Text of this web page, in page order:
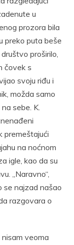
u
prozora bila
preko puta beše
proširilo,
čovek s
svoju riđu i
možda samo
sebe. K.
premeštajući
na noćnom
igle, kao da su
„Naravno“,
se najzad našao
razgovara o
veoma